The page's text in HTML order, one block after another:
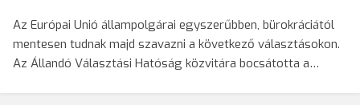
Az Európai Unió állampolgárai egyszerűbben, bürokráciától
mentesen tudnak majd szavazni a következő választásokon.
Az Állandó Választási Hatóság közvitára bocsátotta a…